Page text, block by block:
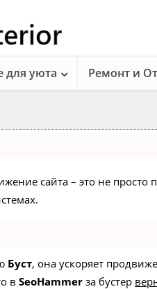
для уюта Ремонт и
сайта – это не
Буст, она ускоряет
в SeoHammer за бустер